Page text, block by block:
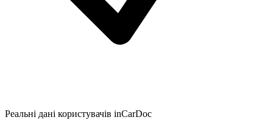
Реальні дані користувачів inCarDoc